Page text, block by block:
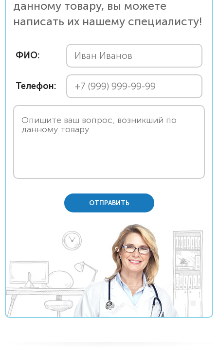
данному товару, вы можете
написать их нашему специалисту!
ФИО:
Телефон:
ОТПРАВИТЬ